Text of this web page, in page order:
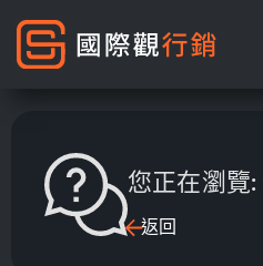
您正在瀏覽:
返回